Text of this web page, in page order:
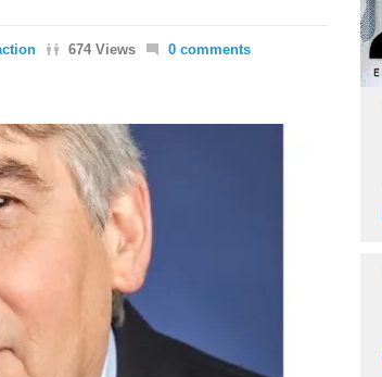
674 Views 0 comments